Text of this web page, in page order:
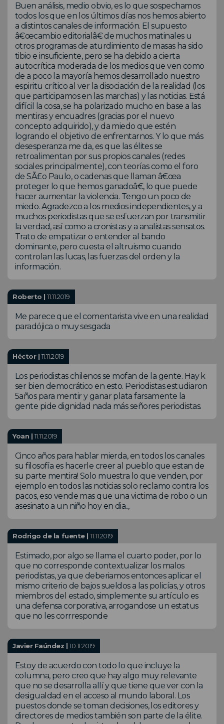
Buen análisis, medio obvio, es lo que sospechamos
todos los que en los últimos días nos hemos abierto
a distintos canales de información. El supuesto
â€œcambio editorialâ€ de muchos matinales u
otros programas de aturdimiento de masas ha sido
tibio e insuficiente, pero se ha debido a cierta
autocrítica moderada de los medios que ven como
de a poco la mayoría hemos desarrollado nuestro
espiritu crítico al ver la disociación de la realidad (los
que participamos en las marchas) y las noticias. Está
difícil la cosa, se ha polarizado mucho en base a las
mentiras y encuadres (gracias por el nuevo
concepto adquirido), y da miedo que estén
logrando el objetivo de enfrentarnos. Y lo que más
desesperanza me da, es que las élites se
retroalimentan por sus propios canales (redes
sociales principalmente), con teorías como el foro
de SÃ£o Paulo, o cadenas que llaman â€œa
proteger lo que hemos ganadoâ€, lo que puede
hacer aumentar la violencia. Tengo un poco de
miedo. Agradezco a los medios independientes, y a
muchos periodistas que se esfuerzan por transmitir
la verdad, así como a cronistas y a analistas sensatos.
Trato de empatizar o entender al bando
dominante, pero cuesta el altruismo cuando
controlan las lucas, las fuerzas del orden y la
información.
Roberto |11.11.2019
Me parece que el comentarista vive en una realidad
paradójica o muy sesgada
Héctor | 11.11.2019
Los periodistas chilenos se mofan de la gente. Hay k
ser bien democrático en esto. Periodistas estudiaron
5años para mentir y ganar plata farsamente la
gente pide dignidad nada más señores periodistas.
Yoan | 11.11.2019
Cinco años para hablar mierda, en todos los canales
su filosofía es hacerle creer al pueblo que estan de
su parte mentira! Solo muestra lo que venden, por
ejemplo en todos las noticias solo reclamo contra los
pacos, eso vende mas que una victima de robo o un
asesinato a un niño hoy en dia..,
Rodrigo de la fuente |11.11.2019
Estimado, por algo se llama el cuarto poder, por lo
que no corresponde contextualizar los malos
periodistas, ya que deberiamos entonces aplicar el
mismo criterio de bajos sueldos a las policías, y otros
miembros del estado, simplemente su artículo es
una defensa corporativa, arrogandose un estatus
que no les corrresponde
Javier Faúndez |10.11.2019
Estoy de acuerdo con todo lo que incluye la
columna, pero creo que hay algo muy relevante
que no se desarrolla allí y que tiene que ver con la
desigualdad en el acceso al mundo laboral. Los
puestos donde se toman decisiones, los editores y
directores de medios también son parte de la élite.